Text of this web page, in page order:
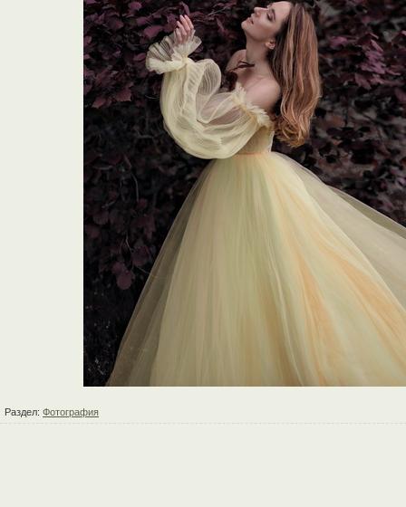
Раздел: Фотография